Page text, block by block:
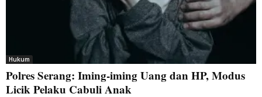
Hukum
Polres Serang: Iming-iming Uang dan HP, Modus
Licik Pelaku Cabuli Anak